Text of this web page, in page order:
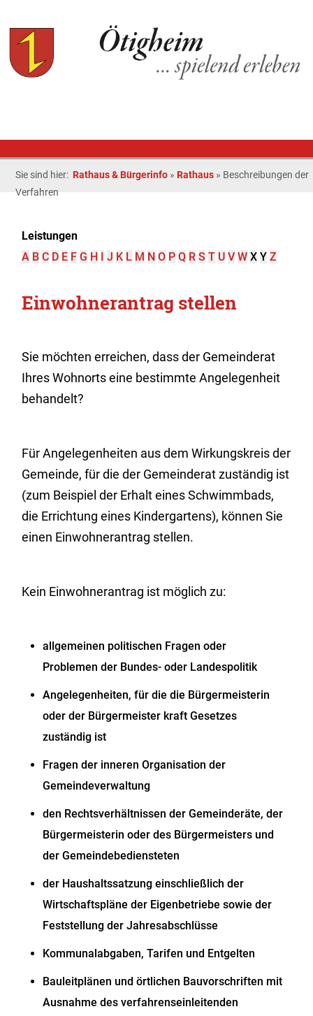
Sie sind hier: Rathaus & Bürgerinfo » Rathaus » Beschreibungen der
Verfahren
Leistungen
A B C D E F G H I J K L M N O P Q R S T U V W X Y Z
Einwohnerantrag stellen
Sie möchten erreichen, dass der Gemeinderat
Ihres Wohnorts eine bestimmte Angelegenheit
behandelt?
Für Angelegenheiten aus dem Wirkungskreis der
Gemeinde, für die der Gemeinderat zuständig ist
(zum Beispiel der Erhalt eines Schwimmbads,
die Errichtung eines Kindergartens), können Sie
einen Einwohnerantrag stellen.
Kein Einwohnerantrag ist möglich zu:
allgemeinen politischen Fragen oder
Problemen der Bundes- oder Landespolitik
Angelegenheiten, für die die Bürgermeisterin
oder der Bürgermeister kraft Gesetzes
zuständig ist
Fragen der inneren Organisation der
Gemeindeverwaltung
den Rechtsverhältnissen der Gemeinderäte, der
Bürgermeisterin oder des Bürgermeisters und
der Gemeindebediensteten
der Haushaltssatzung einschließlich der
Wirtschaftspläne der Eigenbetriebe sowie der
Feststellung der Jahresabschlüsse
Kommunalabgaben, Tarifen und Entgelten
Bauleitplänen und örtlichen Bauvorschriften mit
Ausnahme des verfahrenseinleitenden